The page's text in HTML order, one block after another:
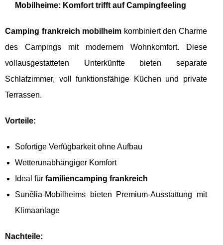
Mobilheime: Komfort trifft auf Campingfeeling
Camping frankreich mobilheim kombiniert den Charme
des Campings mit modernem Wohnkomfort. Diese
vollausgestatteten Unterkünfte bieten separate
Schlafzimmer, voll funktionsfähige Küchen und private
Terrassen.
Vorteile:
Sofortige Verfügbarkeit ohne Aufbau
Wetterunabhängiger Komfort
Ideal für familiencamping frankreich
Sunêlia-Mobilheims bieten Premium-Ausstattung mit
Klimaanlage
Nachteile: